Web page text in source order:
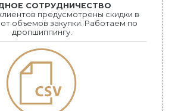
СОТРУДНИЧЕСТВО
предусмотрены скидки в
объемов закупки. Работаем по
дропшиппингу.